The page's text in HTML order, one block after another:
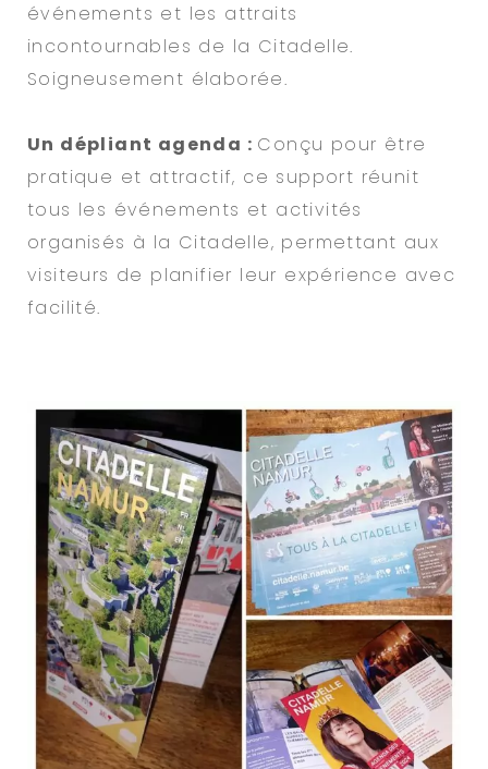
événements et les attraits
incontournables de la Citadelle.
Soigneusement élaborée.
Un dépliant agenda : Conçu pour être
pratique et attractif, ce support réunit
tous les événements et activités
organisés à la Citadelle, permettant aux
visiteurs de planifier leur expérience avec
facilité.